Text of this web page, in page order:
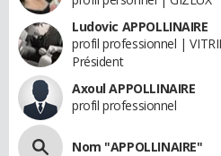
Ludovic APPOLLINAIRE
profil professionnel |
Président
Axoul APPOLLINAIRE
profil professionnel
Nom "APPOLLINAIRE"